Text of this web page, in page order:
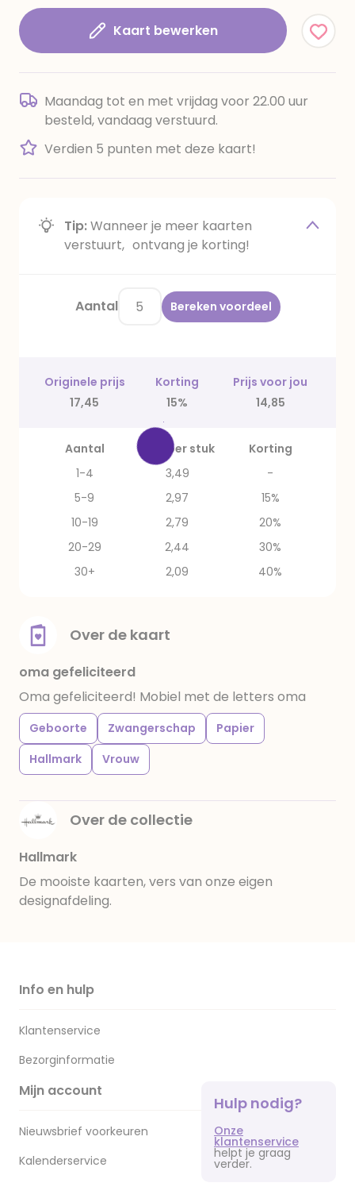
Kaart bewerken
Maandag tot en met vrijdag voor 22.00 uur
besteld, vandaag verstuurd.
Verdien 5 punten met deze kaart!
Tip:Wanneer je meer kaarten
verstuurt, ontvang je korting!
Aantal Bereken voordeel
Originele prijs Korting
Prijs voor jou
17,45
15% 14,85
Aantal Prijs per stuk
Korting
1-4
3,49
-
5-9
2,97
15%
10-19
2,79
20%
20-29
2,44
30%
30+
2,09 40%
Over de kaart
oma gefeliciteerd
Oma gefeliciteerd! Mobiel met de letters oma
Geboorte Zwangerschap
Papier
Hallmark
Vrouw
Over de collectie
Hallmark
De mooiste kaarten, vers van onze eigen
designafdeling.
Info en hulp
Klantenservice
Bezorginformatie
Mijn account
Nieuwsbrief voorkeuren
Kalenderservice
Hulp nodig?
Onze
klantenservice
helpt je graag
verder.